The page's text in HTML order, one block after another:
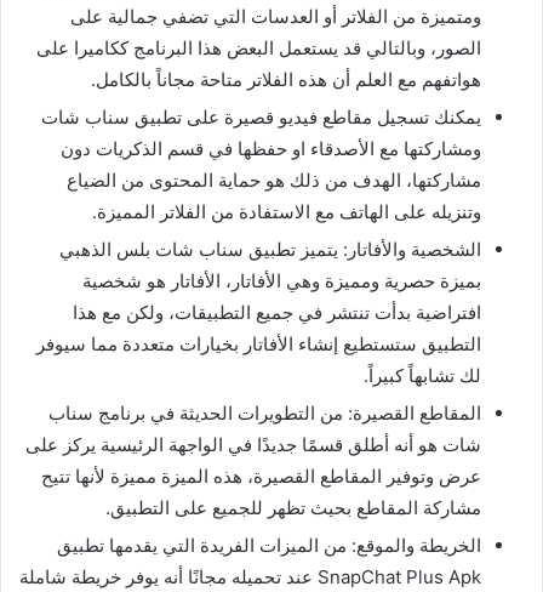
ومتميزة من الفلاتر أو العدسات التي تضفي جمالية على
الصور، وبالتالي قد يستعمل البعض هذا البرنامج ككاميرا على
هواتفهم مع العلم أن هذه الفلاتر متاحة مجاناً بالكامل.
يمكنك تسجيل مقاطع فيديو قصيرة على تطبيق سناب شات
ومشاركتها مع الأصدقاء او حفظها في قسم الذكريات دون
مشاركتها، الهدف من ذلك هو حماية المحتوى من الضياع
وتنزيله على الهاتف مع الاستفادة من الفلاتر المميزة.
الشخصية والأفاتار: يتميز تطبيق سناب شات بلس الذهبي
بميزة حصرية ومميزة وهي الأفاتار، الأفاتار هو شخصية
افتراضية بدأت تنتشر في جميع التطبيقات، ولكن مع هذا
التطبيق ستستطيع إنشاء الأفاتار بخيارات متعددة مما سيوفر
لك تشابهاً كبيراً.
المقاطع القصيرة: من التطويرات الحديثة في برنامج سناب
شات هو أنه أطلق قسمًا جديدًا في الواجهة الرئيسية يركز على
عرض وتوفير المقاطع القصيرة، هذه الميزة مميزة لأنها تتيح
مشاركة المقاطع بحيث تظهر للجميع على التطبيق.
الخريطة والموقع: من الميزات الفريدة التي يقدمها تطبيق
SnapChat Plus Apk عند تحميله مجانًا أنه يوفر خريطة شاملة